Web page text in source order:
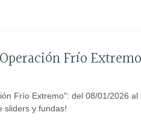
Frío
Frío Extremo": del 08/01/2026
sliders y fundas!